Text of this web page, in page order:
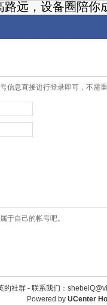
远，设备圈陪你
信息直接进行登录即可，不需
于自己的帐号吧。
的社群 - 联系我们：
Powered by UCenter